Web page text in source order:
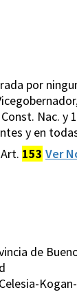
por
Nac. y
y en
Art. 153 Ver
de